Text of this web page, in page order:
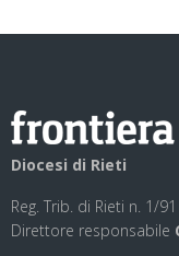
Diocesi di Rieti
Reg. Trib. di Rieti n. 1/
Direttore responsabile